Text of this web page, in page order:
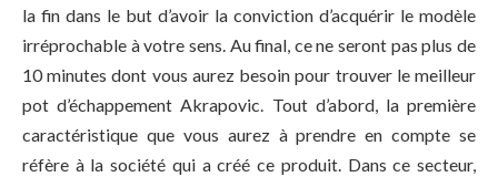
la fin dans le but d’avoir la conviction d’acquérir le modèle
irréprochable à votre sens. Au final, ce ne seront pas plus de
10 minutes dont vous aurez besoin pour trouver le meilleur
pot d’échappement Akrapovic. Tout d’abord, la première
caractéristique que vous aurez à prendre en compte se
réfère à la société qui a créé ce produit. Dans ce secteur,